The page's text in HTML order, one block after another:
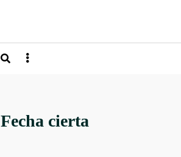
Fecha cierta